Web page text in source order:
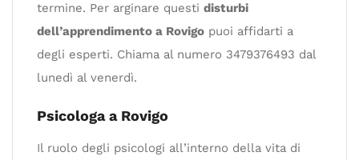
termine. Per arginare questi disturbi
dell’apprendimento a Rovigo puoi affidarti a
degli esperti. Chiama al numero 3479376493 dal
lunedì al venerdì.
Psicologa a Rovigo
Il ruolo degli psicologi all’interno della vita di